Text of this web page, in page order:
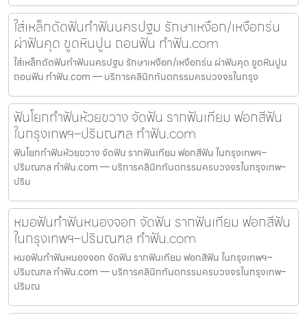
ใส่เหล็กดัดฟันทำฟันนครปฐม รักษาเหงือก/เหงือกร่น
ผ่าฟันคุด ขูดหินปูน ถอนฟัน ทำฟัน.com
ใส่เหล็กดัดฟันทำฟันนครปฐม รักษาเหงือก/เหงือกร่น ผ่าฟันคุด ขูดหินปูน
ถอนฟัน ทำฟัน.com — บริการคลินิกทันตกรรมครบวงจรในกรุง
ฟันโยกทำฟันห้วยขวาง จัดฟัน รากฟันเทียม ฟอกสีฟัน
ในกรุงเทพฯ–ปริมณฑล ทำฟัน.com
ฟันโยกทำฟันห้วยขวาง จัดฟัน รากฟันเทียม ฟอกสีฟัน ในกรุงเทพฯ–
ปริมณฑล ทำฟัน.com — บริการคลินิกทันตกรรมครบวงจรในกรุงเทพ–
ปริม
หมอฟันทำฟันหนองจอก จัดฟัน รากฟันเทียม ฟอกสีฟัน
ในกรุงเทพฯ–ปริมณฑล ทำฟัน.com
หมอฟันทำฟันหนองจอก จัดฟัน รากฟันเทียม ฟอกสีฟัน ในกรุงเทพฯ–
ปริมณฑล ทำฟัน.com — บริการคลินิกทันตกรรมครบวงจรในกรุงเทพ–
ปริมณ